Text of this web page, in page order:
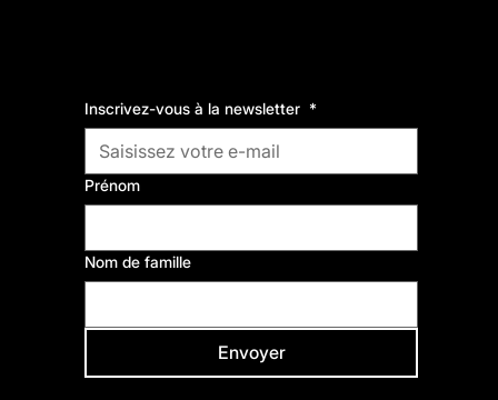
Comme Vous Émoi,
fabrique de cultures et de solidarités.
Inscrivez-vous à la newsletter *
Prénom
Nom de famille
Envoyer